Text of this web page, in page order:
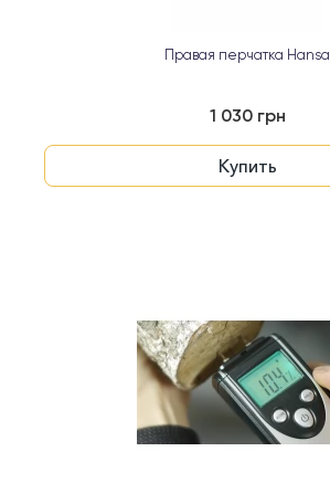
Правая перчатка Hansa
1 030 грн
Купить